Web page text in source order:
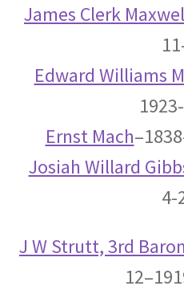
‗【電子の単位を
を示した優
J・P・
【ジュールの法則｜
J・R・
【熱と仕事の変換｜エ
James Clerk
Edward Williams
Ernst Mach
Josiah Willard
4-
J W Strutt, 3rd